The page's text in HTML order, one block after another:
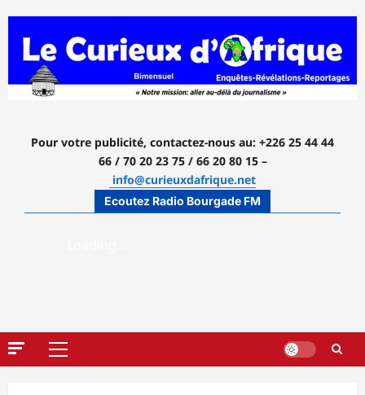
contenu
Pour votre publicité, contactez-nous au: +226 25 44 44
66 / 70 20 23 75 / 66 20 80 15 –
info@curieuxdafrique.net
Ecoutez Radio Bourgade FM
Menu